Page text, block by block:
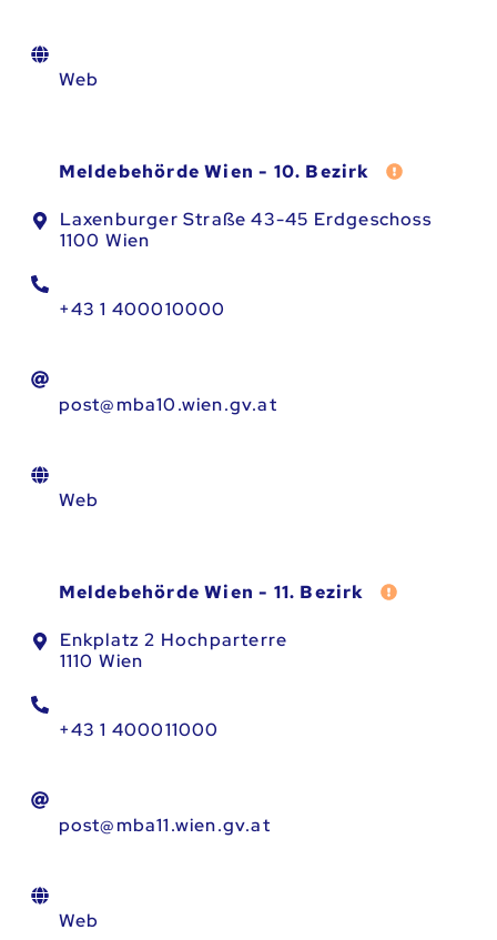
Web
Meldebehörde Wien - 10. Bezirk Fehler
Laxenburger Straße 43-45 Erdgeschoss
1100 Wien
+43 1 400010000
post@mba10.wien.gv.at
Web
Meldebehörde Wien - 11. Bezirk Fehler
Enkplatz 2 Hochparterre
1110 Wien
+43 1 400011000
post@mba11.wien.gv.at
Web